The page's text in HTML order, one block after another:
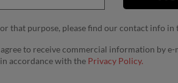
that purpose, please find our contact info in
to receive commercial information by
accordance with the Privacy Policy.